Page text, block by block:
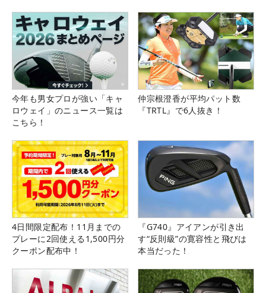
今年も男女プロが強い「キャ
ロウェイ」のニュース一覧は
こちら！
仲宗根澄香が平均パット数
『TRTL』で6人抜き！
4日間限定配布！11月までの
プレーに2回使える1,500円分
クーポン配布中！
『G740』アイアンが引き出
す“反則級”の寛容性と飛びは
本当だった！